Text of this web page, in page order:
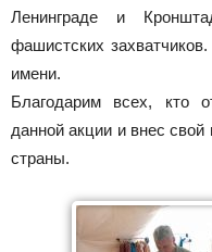
Ленинграде и
фашистских
имени.
Благодарим всех, кто
данной акции и внес
страны.